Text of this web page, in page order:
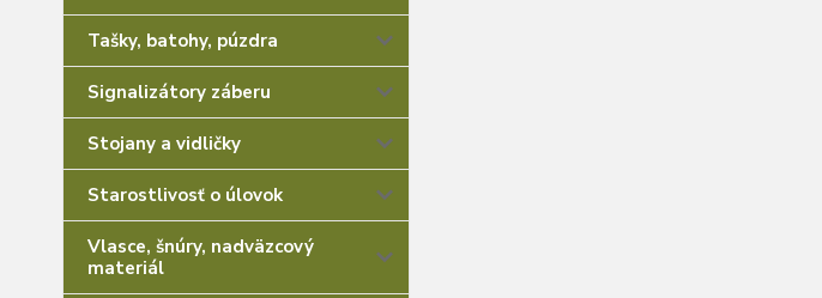
Tašky, batohy, púzdra
Signalizátory záberu
Stojany a vidličky
Starostlivosť o úlovok
Vlasce, šnúry, nadväzcový
materiál